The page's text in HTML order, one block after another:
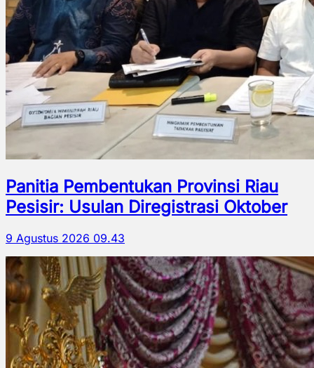
Panitia Pembentukan Provinsi Riau
Pesisir: Usulan Diregistrasi Oktober
9 Agustus 2026 09.43